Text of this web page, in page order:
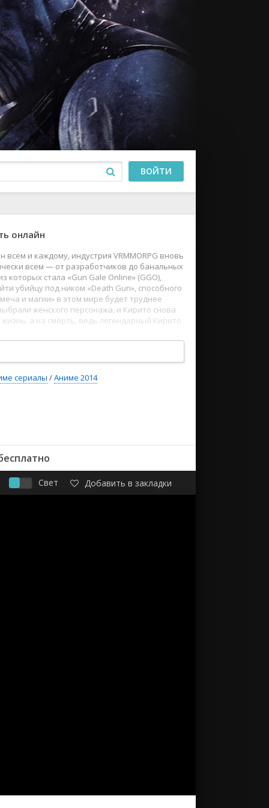
ВОЙТИ
онлайн
и каждому, индустрия VRMMORPG вновь
всем — от разработчиков до банальных
которых стала «Gun Gale Online» (GGO),
убийцу под ником «Death Gun», способного
и магии» в этом мире будет труднее
женского персонажа, и Кирито снова
а на смерть, ведь легендарный Кирито
сериалы /Аниме 2014
Свет Добавить в закладки